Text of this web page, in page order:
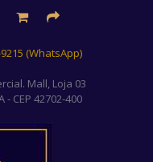
(WhatsApp)
Mall, Loja 03
CEP 42702-400